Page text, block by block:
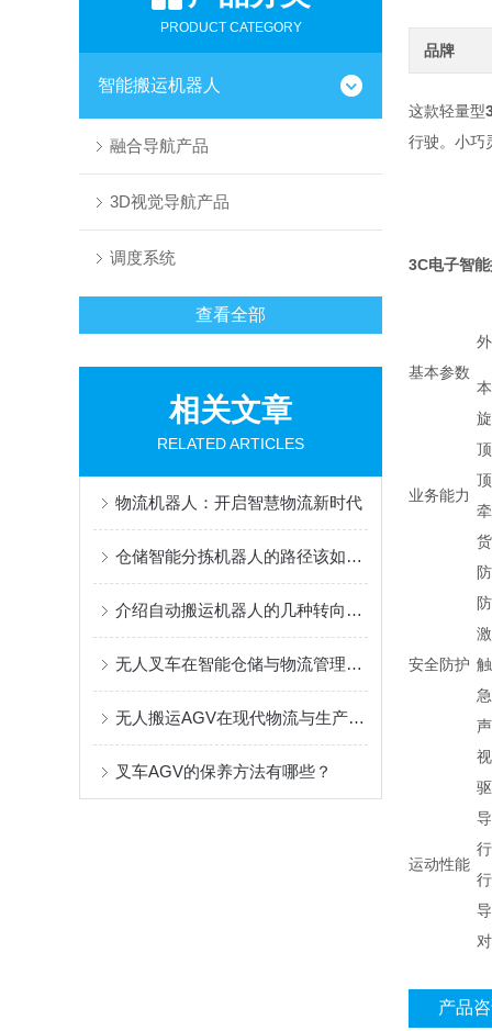
PRODUCT CATEGORY
智能搬运机器人
融合导航产品
3D视觉导航产品
调度系统
查看全部
相关文章
RELATED ARTICLES
物流机器人：开启智慧物流新时代
仓储智能分拣机器人的路径该如何规划？
介绍自动搬运机器人的几种转向方式
无人叉车在智能仓储与物流管理中的关键作用
无人搬运AGV在现代物流与生产中的应用与展望
叉车AGV的保养方法有哪些？
品牌
这款轻量型
行驶。小巧
3C电子智
基本参数
业务能力
安全防护
运动性能
产品